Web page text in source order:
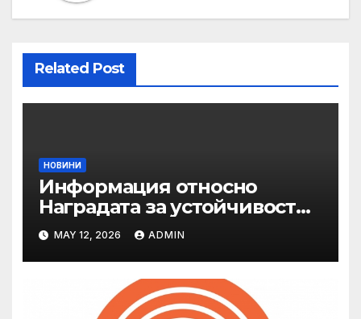
Related Post
НОВИНИ
Информация относно
Наградата за устойчивост
на ОАЕ „Зайед“
MAY 12, 2026 ADMIN